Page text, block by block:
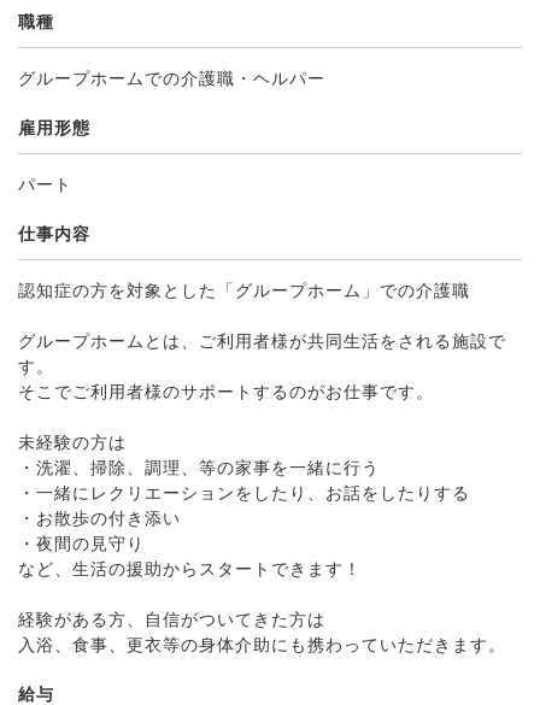
職種
グループホームでの介護職・ヘルパー
雇用形態
パート
仕事内容
認知症の方を対象とした「グループホーム」での介護職
グループホームとは、ご利用者様が共同生活をされる施設で
す。
そこでご利用者様のサポートするのがお仕事です。
未経験の方は
・洗濯、掃除、調理、等の家事を一緒に行う
・一緒にレクリエーションをしたり、お話をしたりする
・お散歩の付き添い
・夜間の見守り
など、生活の援助からスタートできます！
経験がある方、自信がついてきた方は
入浴、食事、更衣等の身体介助にも携わっていただきます。
給与